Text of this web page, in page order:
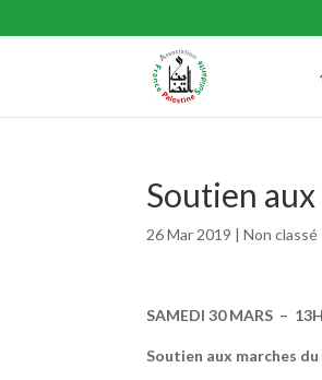
Soutien
26 Mar 2019 |Non classé
SAMEDI 30 MARS –
Soutien aux marches